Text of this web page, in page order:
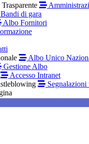
Bandi di gara
Albo Fornitori
Albo Unico
Gestione Albo
Accesso Intranet